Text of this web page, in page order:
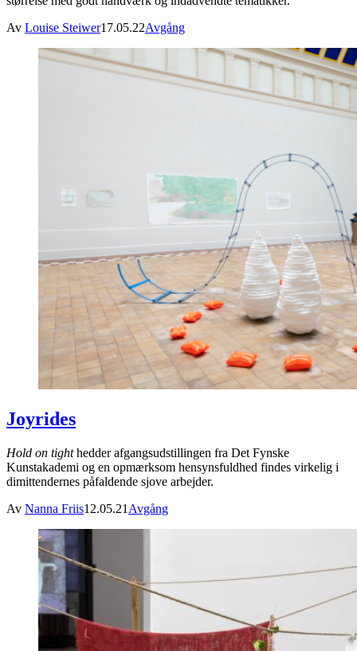
Av Louise Steiwer17.05.22Avgång
Joyrides
Hold on tighthedder afgangsudstillingen fra Det Fynske
Kunstakademi og en opmærksom hensynsfuldhed findes virkelig i
dimittendernes påfaldende sjove arbejder.
Av Nanna Friis12.05.21 Avgång